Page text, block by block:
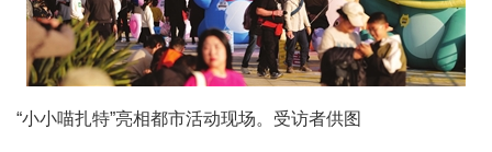
“小小喵扎特”亮相都市活动现场。受访者供图